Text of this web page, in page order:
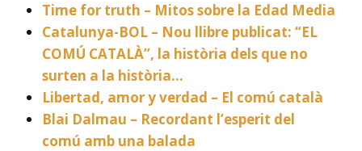
Time for truth – Mitos sobre la Edad Media
Catalunya-BOL – Nou llibre publicat: “EL
COMÚ CATALÀ”, la història dels que no
surten a la història…
Libertad, amor y verdad – El comú català
Blai Dalmau – Recordant l’esperit del
comú amb una balada